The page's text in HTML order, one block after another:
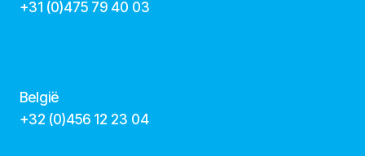
+31 (0)475 79 40 03
België
‭+32 (0)456 12 23 04‬